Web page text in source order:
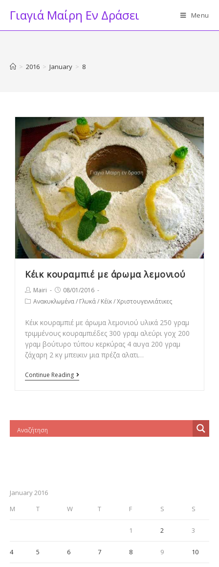
content
Γιαγιά Μαίρη Εν Δράσει Menu
> 2016 > January > 8
Κέικ κουραμπιέ με άρωμα λεμονιού
Post
author:
Mairi
Post
published:
08/01/2016
PostΑνακυκλωμένα/ Γλυκά/ Κέϊκ/Χριστουγεννιάτικες
Κέικ κουραμπιέ με άρωμα λεμονιού υλικά 250 γραμ
τριμμένους κουραμπιέδες 300 γραμ αλεύρι γοχ 200
γραμ βούτυρο τύπου κερκύρας 4 αυγα 200 γραμ
ζάχαρη 2 κγ μπεικιν μια πρέζα αλατι…
Continue Reading Κέικ
λεμονιού
January 2016
M
T W T F S S
1 2 3
4 5 6 7 8 9 10